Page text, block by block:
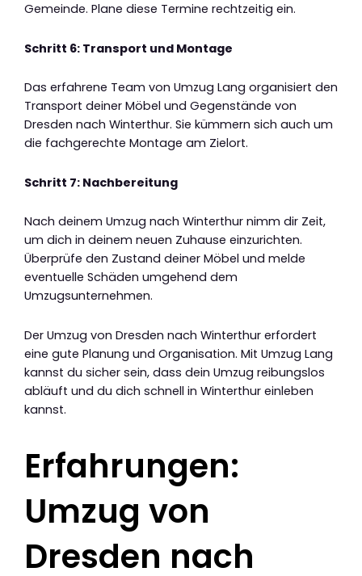
Gemeinde. Plane diese Termine rechtzeitig ein.
Schritt 6: Transport und Montage
Das erfahrene Team von Umzug Lang organisiert den
Transport deiner Möbel und Gegenstände von
Dresden nach Winterthur. Sie kümmern sich auch um
die fachgerechte Montage am Zielort.
Schritt 7: Nachbereitung
Nach deinem Umzug nach Winterthur nimm dir Zeit,
um dich in deinem neuen Zuhause einzurichten.
Überprüfe den Zustand deiner Möbel und melde
eventuelle Schäden umgehend dem
Umzugsunternehmen.
Der Umzug von Dresden nach Winterthur erfordert
eine gute Planung und Organisation. Mit Umzug Lang
kannst du sicher sein, dass dein Umzug reibungslos
abläuft und du dich schnell in Winterthur einleben
kannst.
Erfahrungen:
Umzug von
Dresden nach